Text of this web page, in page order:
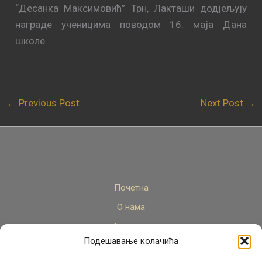
Подешавање колачића
“Десанка Максимовић” Трн, Лакташи додјељују
награде ученицима поводом 16. маја Дана
школe.
← Previous Post Next Post →
Почетна
О нама
Актуелно
Стручни кадар